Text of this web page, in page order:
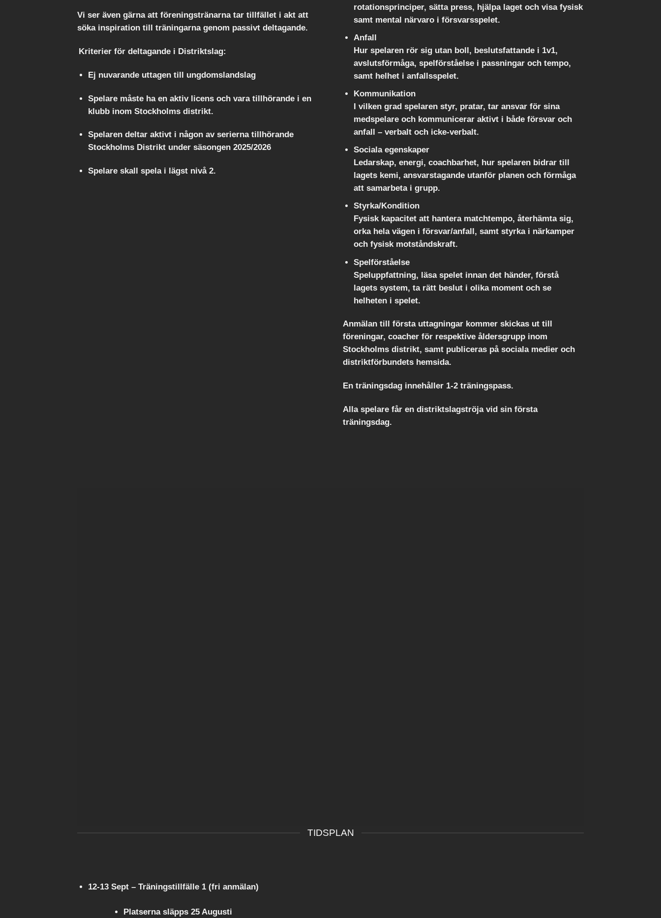
Vi ser även gärna att föreningstränarna tar tillfället i akt att
söka inspiration till träningarna genom passivt deltagande.
Kriterier för deltagande i Distriktslag:
Ej nuvarande uttagen till ungdomslandslag
Spelare måste ha en aktiv licens och vara tillhörande i en
klubb inom Stockholms distrikt.
Spelaren deltar aktivt i någon av serierna tillhörande
Stockholms Distrikt under säsongen 2025/2026
Spelare skall spela i lägst nivå 2.
rotationsprinciper, sätta press, hjälpa laget och visa fysisk
samt mental närvaro i försvarsspelet.
Anfall
Hur spelaren rör sig utan boll, beslutsfattande i 1v1,
avslutsförmåga, spelförståelse i passningar och tempo,
samt helhet i anfallsspelet.
Kommunikation
I vilken grad spelaren styr, pratar, tar ansvar för sina
medspelare och kommunicerar aktivt i både försvar och
anfall – verbalt och icke-verbalt.
Sociala egenskaper
Ledarskap, energi, coachbarhet, hur spelaren bidrar till
lagets kemi, ansvarstagande utanför planen och förmåga
att samarbeta i grupp.
Styrka/Kondition
Fysisk kapacitet att hantera matchtempo, återhämta sig,
orka hela vägen i försvar/anfall, samt styrka i närkamper
och fysisk motståndskraft.
Spelförståelse
Speluppfattning, läsa spelet innan det händer, förstå
lagets system, ta rätt beslut i olika moment och se
helheten i spelet.
Anmälan till första uttagningar kommer skickas ut till
föreningar, coacher för respektive åldersgrupp inom
Stockholms distrikt, samt publiceras på sociala medier och
distriktförbundets hemsida.
En träningsdag innehåller 1-2 träningspass.
Alla spelare får en distriktslagströja vid sin första
träningsdag.
TIDSPLAN
12-13 Sept – Träningstillfälle 1 (fri anmälan)
Platserna släpps 25 Augusti